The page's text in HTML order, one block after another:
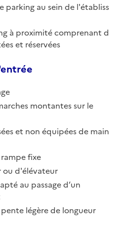
parking au sein de l'établiss
à proximité comprenant d
et réservées
montantes sur le
et non équipées de main
fixe
ou d'élévateur
au passage d’un
légère de longueur